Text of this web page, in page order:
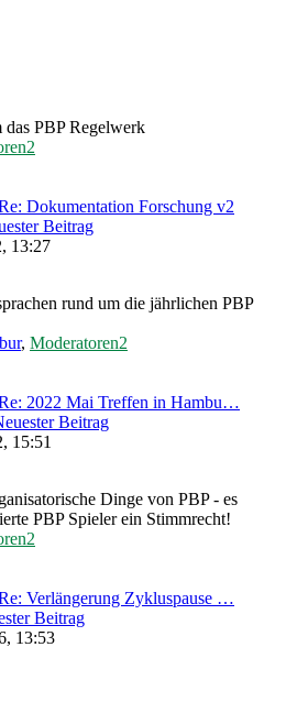
PBP Regelwerk
Dokumentation Forschung v2
Beitrag
13:27
rund um die jährlichen PBP
, Moderatoren2
2022 Mai Treffen in Hambu…
Beitrag
15:51
Dinge von PBP - es
PBP Spieler ein Stimmrecht!
Verlängerung Zykluspause …
Beitrag
13:53